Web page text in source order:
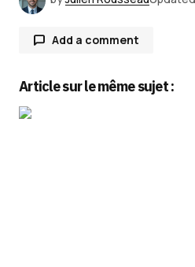
Add a comment
Article sur le même sujet :